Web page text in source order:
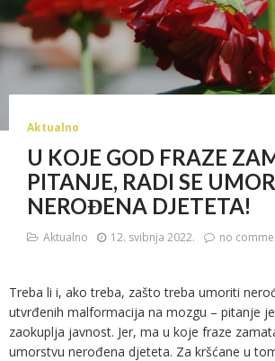
Aktualno
U KOJE GOD FRAZE
PITANJE, RADI SE
NEROĐENA DJETETA!
Aktualno 12. svibnja 2022. no
Treba li i, ako treba, zašto treba umoriti
utvrđenih malformacija na mozgu – pitanje
zaokuplja javnost. Jer, ma u koje fraze
umorstvu nerođena djeteta. Za kršćane u